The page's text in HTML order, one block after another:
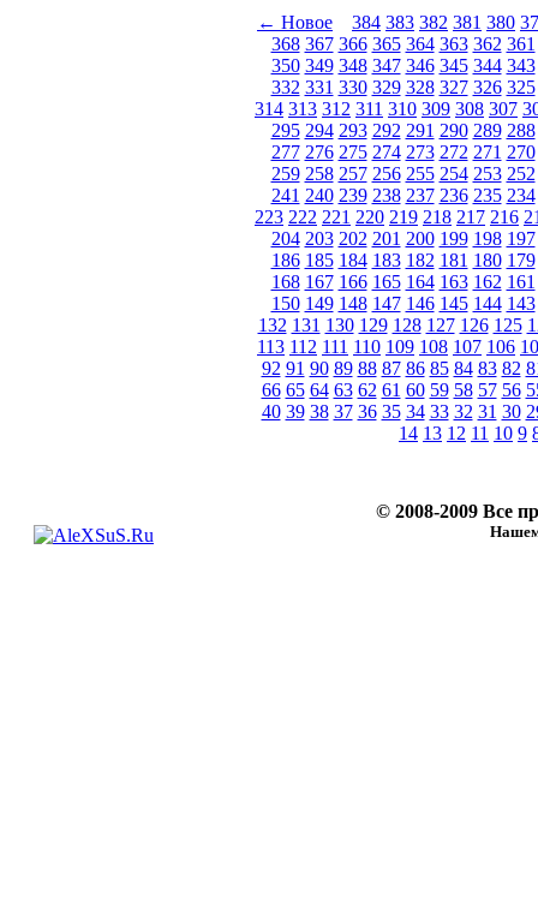
← Новое 384 383 382 381 380
368 367 366 365 364 363 362 361
350 349 348 347 346 345 344 343
332 331 330 329 328 327 326 325
314 313 312 311 310 309 308 307
295 294 293 292 291 290 289 288
277 276 275 274 273 272 271 270
259 258 257 256 255 254 253 252
241 240 239 238 237 236 235 234
223 222 221 220 219 218 217 216
204 203 202 201 200 199 198 197
186 185 184 183 182 181 180 179
168 167 166 165 164 163 162 161
150 149 148 147 146 145 144 143
132 131 130 129 128 127 126 125
113 112 111 110 109 108 107 106
92 91 90 89 88 87 86 85 84 83 82
66 65 64 63 62 61 60 59 58 57 56
40 39 38 37 36 35 34 33 32 31 30
14 13 12 11 10 9
© 2008-2009 Все